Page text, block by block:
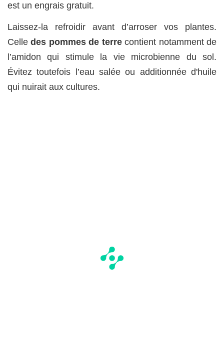
est un engrais gratuit.
Laissez-la refroidir avant d’arroser vos plantes.
Celledes pommes de terrecontient notamment de
l’amidon qui stimule la vie microbienne du sol.
Évitez toutefois l’eau salée ou additionnée d'huile
qui nuirait aux cultures.